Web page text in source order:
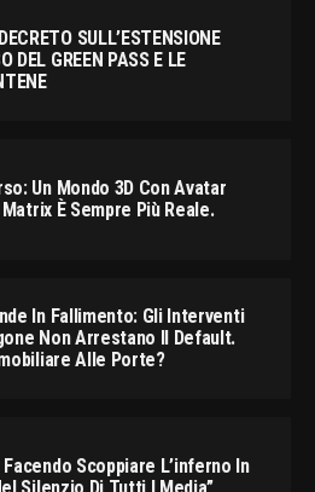
SULL’ESTENSIONE
DEL GREEN PASS E LE
Un Mondo 3D Con Avatar
È Sempre Più Reale.
In Fallimento: Gli Interventi
Non Arrestano Il Default.
Alle Porte?
Facendo Scoppiare L’inferno In